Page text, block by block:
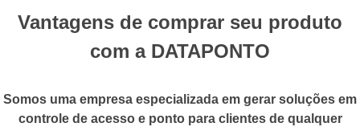
Vantagens de comprar seu produto
com a DATAPONTO
Somos uma empresa especializada em gerar soluções em
controle de acesso e ponto para clientes de qualquer